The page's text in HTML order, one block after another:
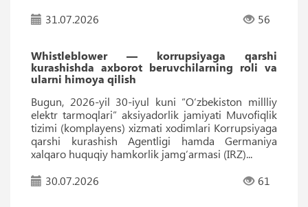
31.07.2026
56
Whistleblower — korrupsiyaga qarshi
kurashishda axborot beruvchilarning roli va
ularni himoya qilish
Bugun, 2026-yil 30-iyul kuni “O‘zbekiston millliy
elektr tarmoqlari” aksiyadorlik jamiyati Muvofiqlik
tizimi (komplayens) xizmati xodimlari Korrupsiyaga
qarshi kurashish Agentligi hamda Germaniya
xalqaro huquqiy hamkorlik jamgʻarmasi (IRZ)...
30.07.2026
61